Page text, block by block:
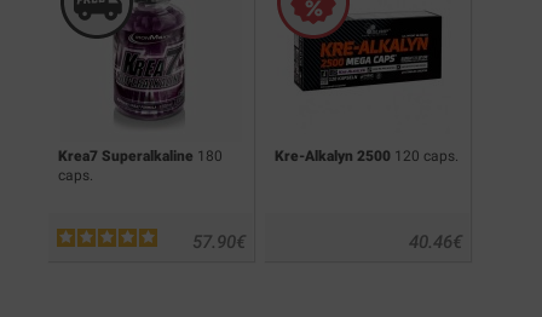
Krea7 Superalkaline 180
caps.
€
57.90
Kre-Alkalyn 2500 120 caps.
€
40.46